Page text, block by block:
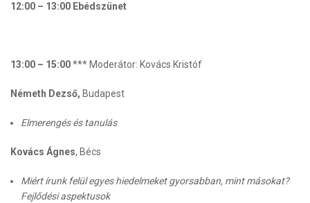
12:00 – 13:00 Ebédszünet
13:00 – 15:00*** Moderátor: Kovács Kristóf
Németh Dezső, Budapest
Elmerengés és tanulás
Kovács Ágnes, Bécs
Miért írunk felül egyes hiedelmeket gyorsabban, mint másokat?
Fejlődési aspektusok